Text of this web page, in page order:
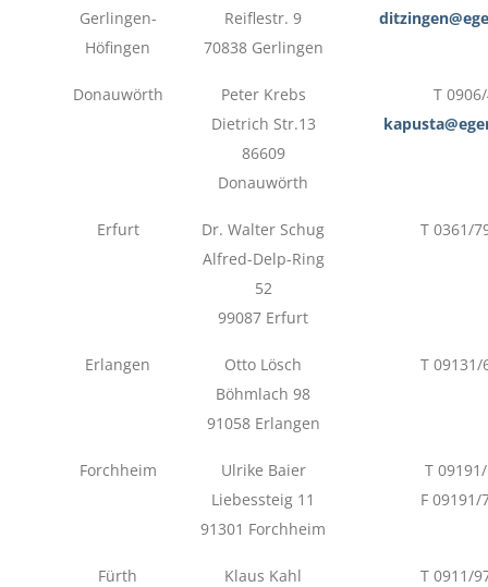
Gerlingen-
Höfingen
Reiflestr. 9
70838 Gerlingen
Donauwörth
Peter Krebs
Dietrich Str.13
86609
Donauwörth
T
Erfurt
Dr. Walter Schug
Alfred-Delp-Ring
52
99087 Erfurt
T 0361/
Erlangen
Otto Lösch
Böhmlach 98
91058 Erlangen
T 09131/
Forchheim
Ulrike Baier
Liebessteig 11
91301 Forchheim
T
F 09191/
Fürth
Klaus Kahl
T 0911/